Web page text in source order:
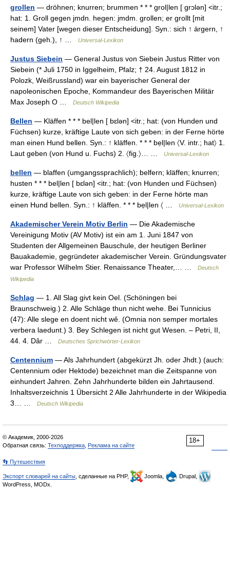
grollen — dröhnen; knurren; brummen * * * grol|len [ grɔlən] <itr.;
hat: 1. Groll gegen jmdn. hegen: jmdm. grollen; er grollt [mit
seinem] Vater [wegen dieser Entscheidung]. Syn.: sich ↑ ärgern, ↑
hadern (geh.), ↑ …
Universal-Lexikon
Justus Siebein — General Justus von Siebein Justus Ritter von
Siebein (* Juli 1750 in Iggelheim, Pfalz; † 24. August 1812 in
Polozk, Weißrussland) war ein bayerischer General der
napoleonischen Epoche, Kommandeur des Bayerischen Militär
Max Joseph O …
Deutsch Wikipedia
Bellen — Kläffen * * * bel|len [ bɛlən] <itr.; hat: (von Hunden und
Füchsen) kurze, kräftige Laute von sich geben: in der Ferne hörte
man einen Hund bellen. Syn.: ↑ kläffen. * * * bẹl|len 〈V. intr.; hat〉 1.
Laut geben (von Hund u. Fuchs) 2. 〈fig.〉… …
Universal-Lexikon
bellen — blaffen (umgangssprachlich); belfern; kläffen; knurren;
husten * * * bel|len [ bɛlən] <itr.; hat: (von Hunden und Füchsen)
kurze, kräftige Laute von sich geben: in der Ferne hörte man
einen Hund bellen. Syn.: ↑ kläffen. * * * bẹl|len 〈 …
Universal-Lexikon
Akademischer Verein Motiv Berlin — Die Akademische
Vereinigung Motiv (AV Motiv) ist ein am 1. Juni 1847 von
Studenten der Allgemeinen Bauschule, der heutigen Berliner
Bauakademie, gegründeter akademischer Verein. Gründungsvater
war Professor Wilhelm Stier. Renaissance Theater,… …
Deutsch
Wikipedia
Schlag — 1. All Slag givt kein Oel. (Schöningen bei
Braunschweig.) 2. Alle Schläge thun nicht wehe. Bei Tunnicius
(47): Alle slege en doent nicht wê. (Omnia non semper mortales
verbera laedunt.) 3. Bey Schlegen ist nicht gut Wesen. – Petri, II,
44. 4. Dâr …
Deutsches Sprichwörter-Lexikon
Centennium — Als Jahrhundert (abgekürzt Jh. oder Jhdt.) (auch:
Centennium oder Hektode) bezeichnet man die Zeitspanne von
einhundert Jahren. Zehn Jahrhunderte bilden ein Jahrtausend.
Inhaltsverzeichnis 1 Übersicht 2 Alle Jahrhunderte in der Wikipedia
3… …
Deutsch Wikipedia
18+
© Академик, 2000-2026
Обратная связь: Техподдержка Реклама на сайте
👣 Путешествия
Экспорт словарей на сайты , сделанные на PHP, Joomla,
Drupal,
WordPress, MODx.